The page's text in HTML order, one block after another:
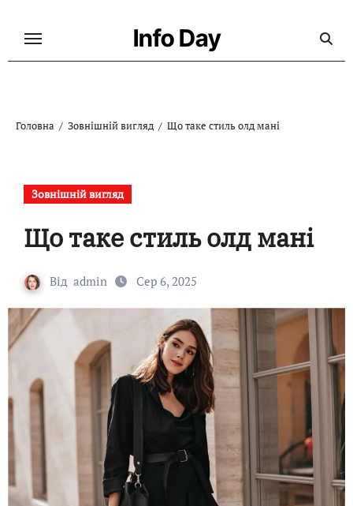
Info Day
Головна Зовнішній вигляд Що таке стиль олд мані
Зовнішній вигляд
Що таке стиль олд мані
Від admin Сер 6, 2025